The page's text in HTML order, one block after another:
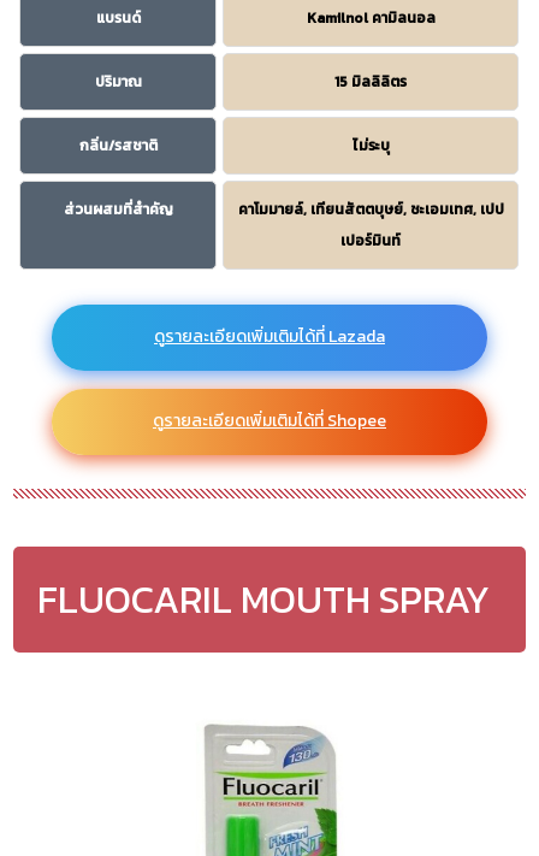
แบรนด์ Kamilnol คามิลนอล
ปริมาณ 15 มิลลิลิตร
กลิ่น/รสชาติ ไม่ระบุ
ส่วนผสมที่สำคัญ
คาโมมายล์, เทียนสัตตบุษย์, ชะเอมเทศ, เปป
เปอร์มินท์
ดูรายละเอียดเพิ่มเติมได้ที่ Lazada
ดูรายละเอียดเพิ่มเติมได้ที่ Shopee
FLUOCARIL MOUTH SPRAY